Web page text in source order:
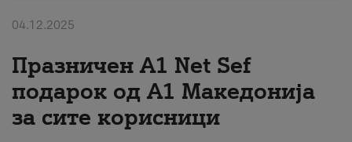
Надополни кредит
За нас
#ПодобарОнлајн
04.12.2025
Празничен A1 Net Sеf
подарок од А1 Македонија
за сите корисници